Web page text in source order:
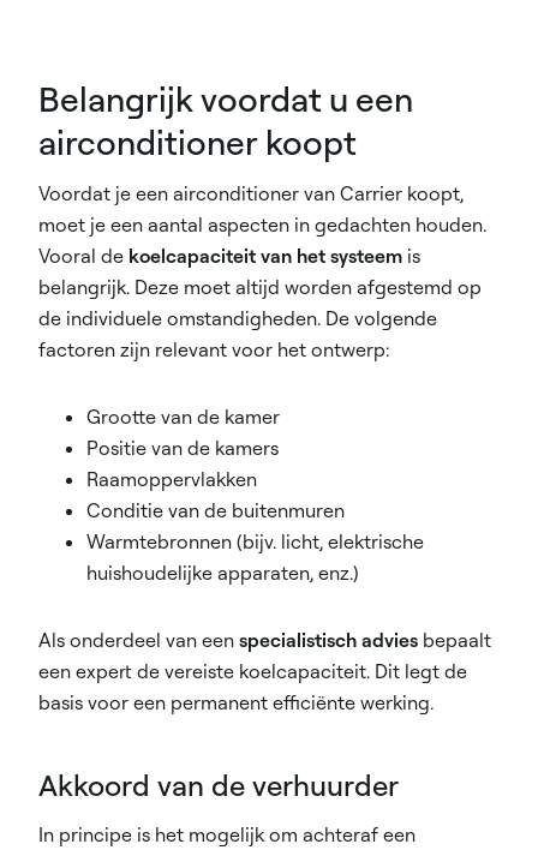
Belangrijk voordat u een
airconditioner koopt
Voordat je een airconditioner van Carrier koopt,
moet je een aantal aspecten in gedachten houden.
Vooral de koelcapaciteit van het systeem is
belangrijk. Deze moet altijd worden afgestemd op
de individuele omstandigheden. De volgende
factoren zijn relevant voor het ontwerp:
Grootte van de kamer
Positie van de kamers
Raamoppervlakken
Conditie van de buitenmuren
Warmtebronnen (bijv. licht, elektrische
huishoudelijke apparaten, enz.)
Als onderdeel van een specialistisch advies bepaalt
een expert de vereiste koelcapaciteit. Dit legt de
basis voor een permanent efficiënte werking.
Akkoord van de verhuurder
In principe is het mogelijk om achteraf een